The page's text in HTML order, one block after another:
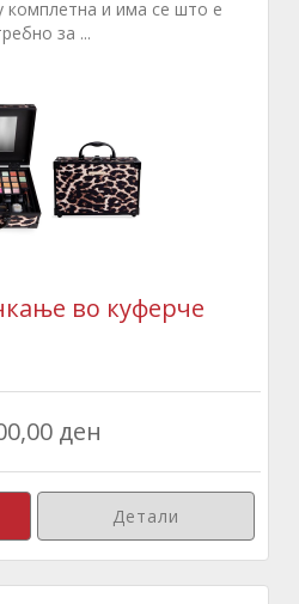
комплетна и има се што е
за ...
во куферче
ден
Детали